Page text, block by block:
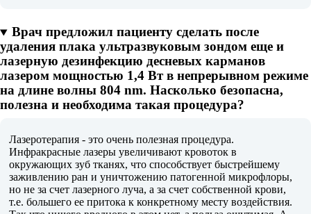
Врач предложил пациенту сделать после
удаления плака ультразвуковым зондом еще и
лазерную дезинфекцию десневых карманов
лазером мощностью 1,4 Вт в непрерывном режиме
на длине волны 804 nm. Насколько безопасна,
полезна и необходима такая процедура?
Лазеротерапия - это очень полезная процедура.
Инфракрасные лазеры увеличивают кровоток в
окружающих зуб тканях, что способствует быстрейшему
заживлению ран и уничтожению патогенной микрофлоры,
но не за счет лазерного луча, а за счет собственной крови,
т.е. большего ее притока к конкретному месту воздействия.